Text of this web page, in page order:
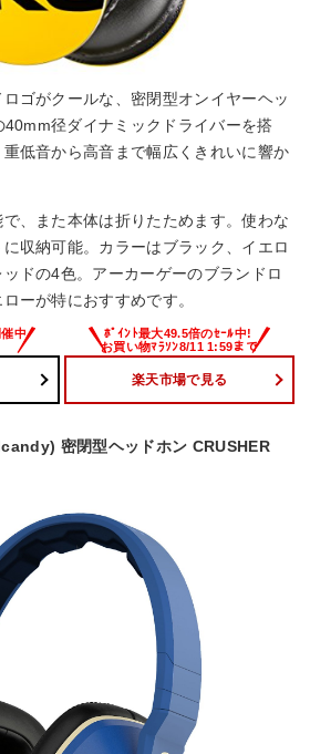
ゴがクールな、密閉型オンイヤーヘッ
40mm径ダイナミックドライバーを搭
低音から高音まで幅広くきれいに響か
、また本体は折りたためます。使わな
収納可能。カラーはブラック、イエロ
ドの4色。アーカーゲーのブランドロ
ーが特におすすめです。
楽天市場で見る
密閉型ヘッドホン CRUSHER